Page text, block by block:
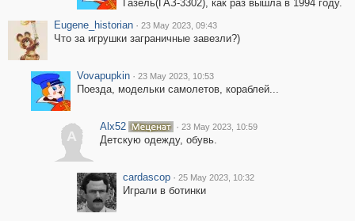
Газель(ГАЗ-3302), как раз вышла в 1994 году.
Eugene_historian · 23 May 2023, 09:43
Что за игрушки заграничные завезли?)
Vovapupkin · 23 May 2023, 10:53
Поезда, модельки самолетов, кораблей...
A
Alx52 · 23 May 2023, 10:59
Детскую одежду, обувь.
cardascop · 25 May 2023, 10:32
Играли в ботинки